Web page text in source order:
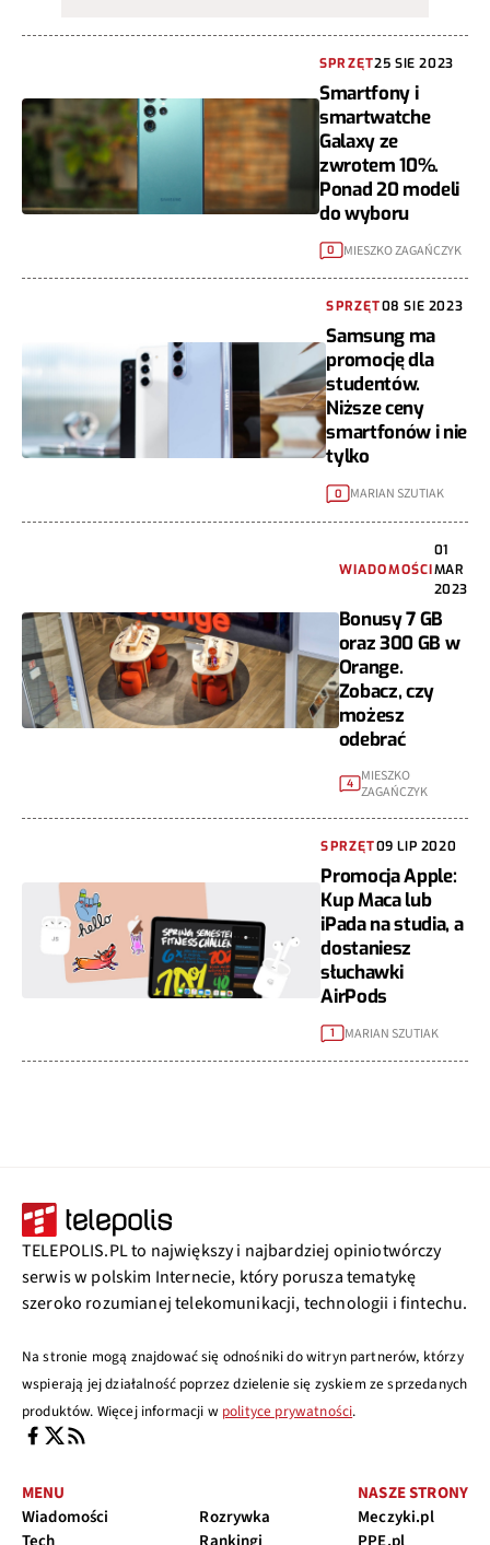
SPRZĘT25 SIE 2023
Smartfony i
smartwatche
Galaxy ze
zwrotem 10%.
Ponad 20 modeli
do wyboru
0 MIESZKO ZAGAŃCZYK
SPRZĘT08 SIE 2023
Samsung ma
promocję dla
studentów.
Niższe ceny
smartfonów i nie
tylko
0 MARIAN SZUTIAK
WIADOMOŚCI
01
MAR
2023
Bonusy 7 GB
oraz 300 GB w
Orange.
Zobacz, czy
możesz
odebrać
4 MIESZKO
ZAGAŃCZYK
SPRZĘT09 LIP 2020
Promocja Apple:
Kup Maca lub
iPada na studia, a
dostaniesz
słuchawki
AirPods
1 MARIAN SZUTIAK
TELEPOLIS.PL to największy i najbardziej opiniotwórczy
serwis w polskim Internecie, który porusza tematykę
szeroko rozumianej telekomunikacji, technologii i fintechu.
Na stronie mogą znajdować się odnośniki do witryn partnerów, którzy
wspierają jej działalność poprzez dzielenie się zyskiem ze sprzedanych
produktów. Więcej informacji w polityce prywatności.
MENU
Wiadomości
Rozrywka
NASZE STRONY
Meczyki.pl